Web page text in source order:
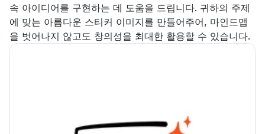
속 아이디어를 구현하는 데 도움을 드립니다. 귀하의 주제
에 맞는 아름다운 스티커 이미지를 만들어주어, 마인드맵
을 벗어나지 않고도 창의성을 최대한 활용할 수 있습니다.